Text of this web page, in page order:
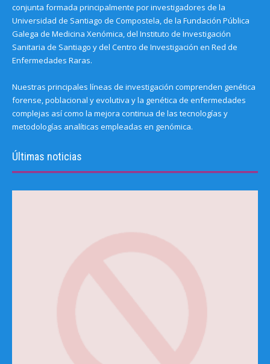
conjunta formada principalmente por investigadores de la
Universidad de Santiago de Compostela, de la Fundación Pública
Galega de Medicina Xenómica, del Instituto de Investigación
Sanitaria de Santiago y del Centro de Investigación en Red de
Enfermedades Raras.
Nuestras principales líneas de investigación comprenden genética
forense, poblacional y evolutiva y la genética de enfermedades
complejas así como la mejora continua de las tecnologías y
metodologías analíticas empleadas en genómica.
Últimas noticias